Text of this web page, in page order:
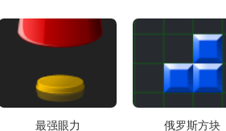
最强眼力 俄罗斯方块